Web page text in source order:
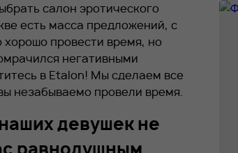
салон эротического
есть масса предложений, с
провести время, но
негативными
в Etalon! Мы сделаем все
незабываемо провели время.
девушек не